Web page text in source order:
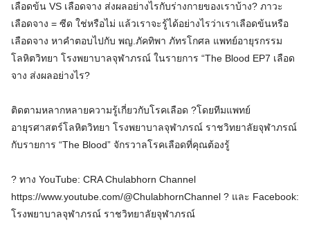
เลือดข้น VS เลือดจาง ส่งผลอย่างไรกับร่างกายของเราบ้าง? ภาวะ
เลือดจาง = ซีด ใช่หรือไม่ แล้วเราจะรู้ได้อย่างไรว่าเราเลือดข้นหรือ
เลือดจาง หาคำตอบไปกับ พญ.ภัคทิพา ภัทรโกศล แพทย์อายุรกรรม
โลหิตวิทยา โรงพยาบาลจุฬาภรณ์ ในรายการ “The Blood EP7 เลือด
จาง ส่งผลอย่างไร?
ติดตามหลากหลายความรู้เกี่ยวกับโรคเลือด ?โดยทีมแพทย์
อายุรศาสตร์โลหิตวิทยา โรงพยาบาลจุฬาภรณ์ ราชวิทยาลัยจุฬาภรณ์
กับรายการ “The Blood” จักรวาลโรคเลือดที่คุณต้องรู้
? ทาง YouTube: CRA Chulabhorn Channel
https://www.youtube.com/@ChulabhornChannel ? และ Facebook:
โรงพยาบาลจุฬาภรณ์ ราชวิทยาลัยจุฬาภรณ์